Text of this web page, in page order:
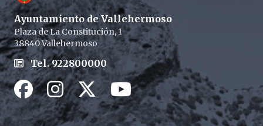
Ayuntamiento de Vallehermoso
Plaza de La Constitución, 1
38840 Vallehermoso
Tel. 922800000
FacebookInstagramTwitter / XYoutube / X